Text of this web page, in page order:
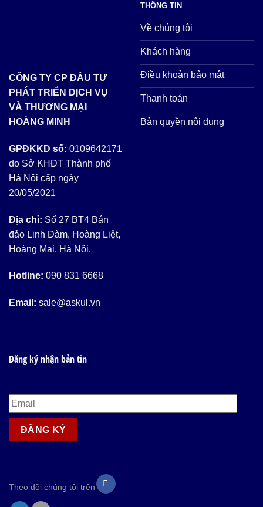
CÔNG TY CP ĐẦU TƯ
PHÁT TRIỂN DỊCH VỤ
VÀ THƯƠNG MẠI
HOÀNG MINH
GPĐKKD số: 0109642171
do Sở KHĐT Thành phố
Hà Nội cấp ngày
20/05/2021
Địa chỉ: Số 27 BT4 Bán
đảo Linh Đàm, Hoàng Liệt,
Hoàng Mai, Hà Nội.
Hotline: 090 831 6668
Email: sale@askul.vn
THÔNG TIN
Về chúng tôi
Khách hàng
Điều khoản bảo mật
Thanh toán
Bản quyền nội dung
Đăng ký nhận bản tin
Theo dõi chúng tôi trên